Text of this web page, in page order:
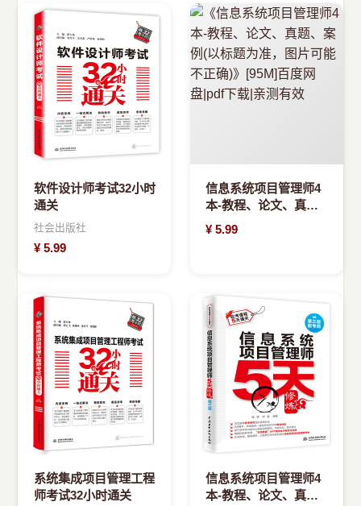
软件设计师考试32小时
通关
社会出版社
¥ 5.99
信息系统项目管理师4
本-教程、论文、真
题、案例(以标题为
¥ 5.99
系统集成项目管理工程
师考试32小时通关
信息系统项目管理师4
本-教程、论文、真